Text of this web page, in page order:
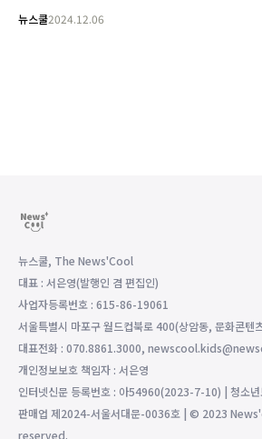
뉴스쿨2024.12.06
뉴스쿨, The News'Cool
대표 : 서은영(발행인 겸 편집인)
사업자등록번호 : 615-86-19061
서울특별시 마포구 월드컵북로 400(상암동, 문화콘텐
대표전화 : 070.8861.3000,
개인정보보호 책임자 : 서은영
인터넷신문 등록번호 : 아54960(2023-7-10) | 청소년
판매업 제2024-서울서대문-0036호 | © 2023
reserved.